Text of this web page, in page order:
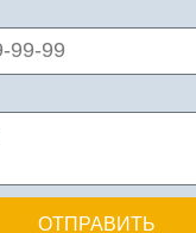
ОТПРАВИТЬ